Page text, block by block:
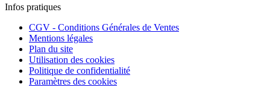
Infos pratiques
CGV - Conditions Générales de Ventes
Mentions légales
Plan du site
Utilisation des cookies
Politique de confidentialité
Paramètres des cookies